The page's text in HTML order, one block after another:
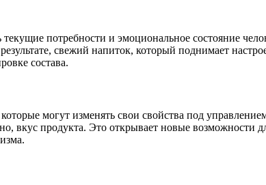
потребности и эмоциональное состояние
свежий напиток, который поднимает
состава.
могут изменять свои свойства под
вкус продукта. Это открывает новые возможности